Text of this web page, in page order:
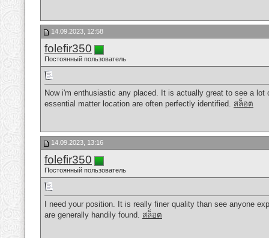
14.09.2023, 12:58
folefir350
Постоянный пользователь
Now i'm enthusiastic any placed. It is actually great to see a
essential matter location are often perfectly identified. สล็อต
14.09.2023, 13:16
folefir350
Постоянный пользователь
I need your position. It is really finer quality than see anyone
are generally handily found. สล็อต